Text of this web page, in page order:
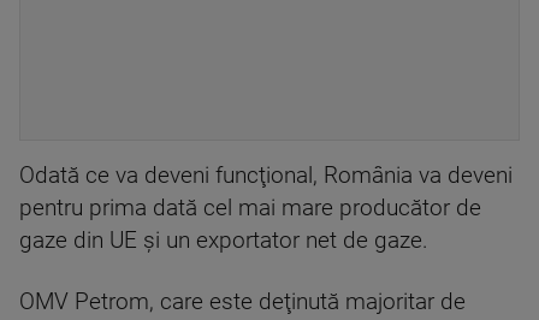
Odată ce va deveni funcţional, România va deveni
pentru prima dată cel mai mare producător de
gaze din UE şi un exportator net de gaze.
OMV Petrom, care este deţinută majoritar de